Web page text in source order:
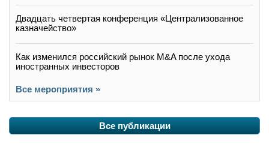
Двадцать четвертая конференция «Централизованное
казначейство»
Как изменился российский рынок M&A после ухода
иностранных инвесторов
Все мероприятия »
Все публикации